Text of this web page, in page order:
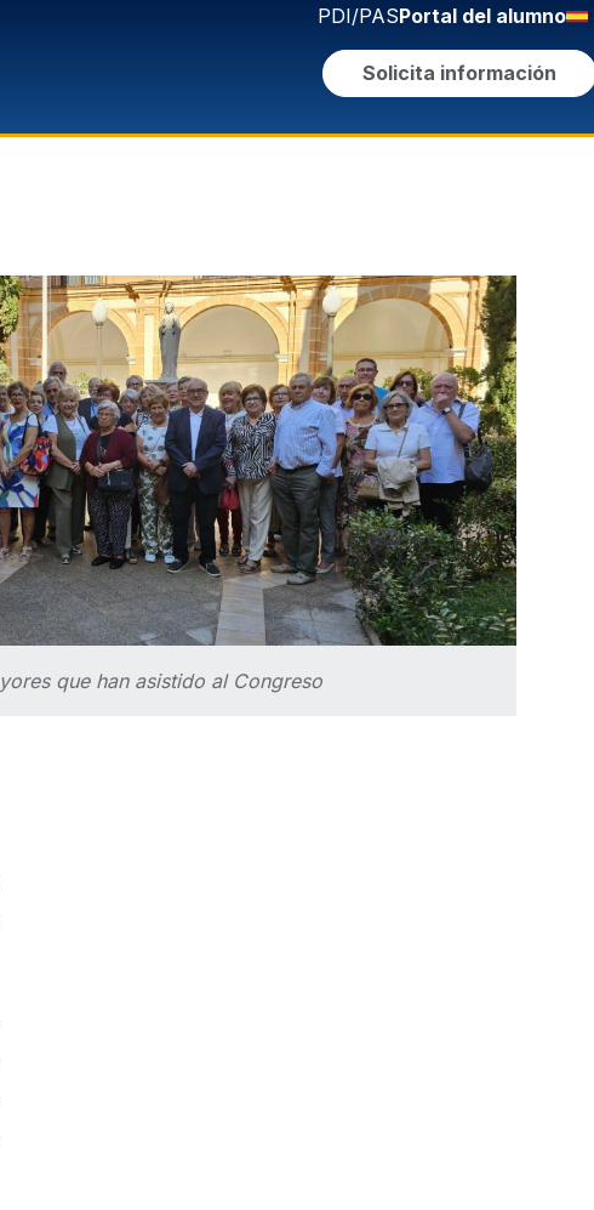
PDI/PASPortal del alumno
Solicita información
que han asistido al Congreso